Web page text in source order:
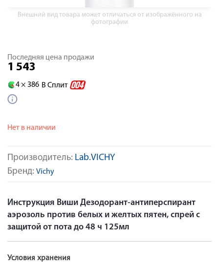
Внешний вид товара может отличаться от изображённого на
фотографии
Производитель: Lab.VICHY
Бренд: Vichy
Последняя цена продажи
1 543
4 × 386 В Сплит
Нет в наличии
Инструкция Виши Дезодорант-антиперспирант
аэрозоль против белых и желтых пятен, спрей с
защитой от пота до 48 ч 125мл
Условия хранения